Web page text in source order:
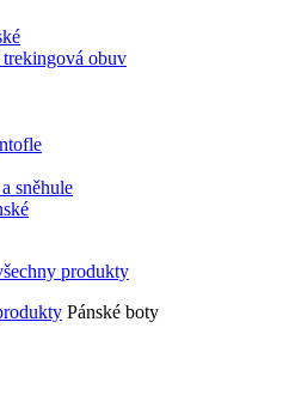
trekingová obuv
sněhule
Pánské boty